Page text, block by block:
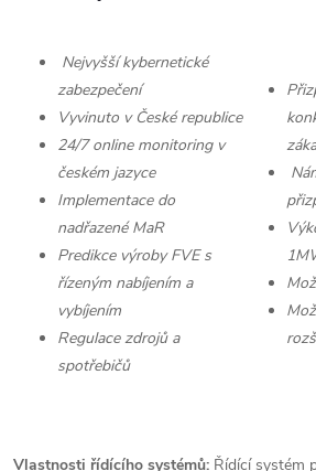
Nejvyšší kybernetické
zabezpečení
Vyvinuto v České republice
24/7 online monitoring v
českém jazyce
Implementace do
nadřazené MaR
Predikce výroby FVE s
řízeným nabíjením a
vybíjením
Regulace zdrojů a
spotřebičů
Vlastnosti řídícího systémů: Řídící systém